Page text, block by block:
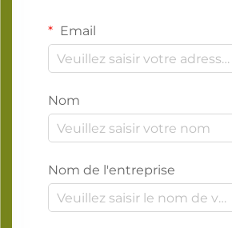
Email
Nom
Nom de l'entreprise